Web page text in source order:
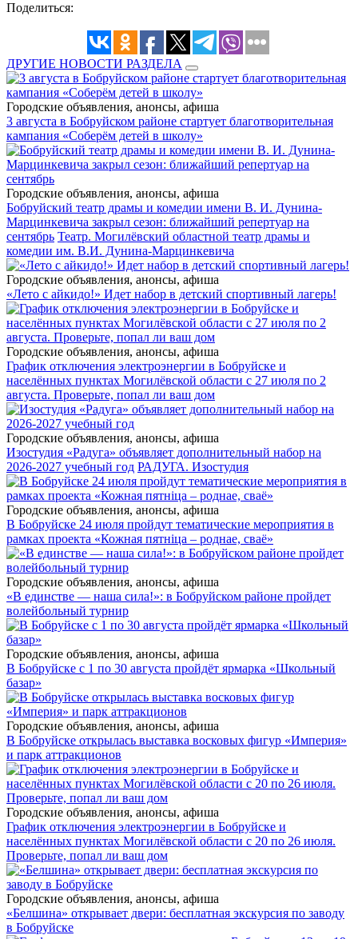
Поделиться:
ДРУГИЕ НОВОСТИ РАЗДЕЛА
Городские объявления, анонсы, афиша
3 августа в Бобруйском районе стартует благотворительная
кампания «Соберём детей в школу»
Городские объявления, анонсы, афиша
Бобруйский театр драмы и комедии имени В. И. Дунина-
Марцинкевича закрыл сезон: ближайший репертуар на
сентябрь Театр. Могилёвский областной театр драмы и
комедии им. В.И. Дунина-Марцинкевича
Городские объявления, анонсы, афиша
«Лето с айкидо!» Идет набор в детский спортивный лагерь!
Городские объявления, анонсы, афиша
График отключения электроэнергии в Бобруйске и
населённых пунктах Могилёвской области с 27 июля по 2
августа. Проверьте, попал ли ваш дом
Городские объявления, анонсы, афиша
Изостудия «Радуга» объявляет дополнительный набор на
2026-2027 учебный год РАДУГА. Изостудия
Городские объявления, анонсы, афиша
В Бобруйске 24 июля пройдут тематические мероприятия в
рамках проекта «Кожная пятніца – роднае, сваё»
Городские объявления, анонсы, афиша
«В единстве — наша сила!»: в Бобруйском районе пройдет
волейбольный турнир
Городские объявления, анонсы, афиша
В Бобруйске с 1 по 30 августа пройдёт ярмарка «Школьный
базар»
Городские объявления, анонсы, афиша
В Бобруйске открылась выставка восковых фигур «Империя»
и парк аттракционов
Городские объявления, анонсы, афиша
График отключения электроэнергии в Бобруйске и
населённых пунктах Могилёвской области с 20 по 26 июля.
Проверьте, попал ли ваш дом
Городские объявления, анонсы, афиша
«Белшина» открывает двери: бесплатная экскурсия по заводу
в Бобруйске